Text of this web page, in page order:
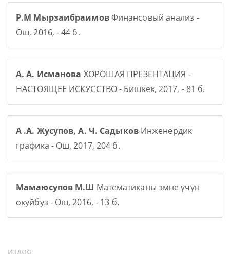
Р.М МырзаибраимовФинансовый анализ -
Ош, 2016, - 44 б.
А. А. Исманова ХОРОШАЯ ПРЕЗЕНТАЦИЯ -
НАСТОЯЩЕЕ ИСКУССТВО - Бишкек, 2017, - 81 б.
А .А. Жусупов, А. Ч. Садыков Инженердик
графика - Ош, 2017, 204 б.
Мамаюсупов М.Ш Математиканы эмне үчүн
окуйбуз - Ош, 2016, - 13 б.